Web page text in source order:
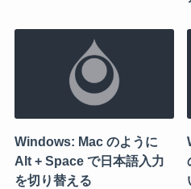
Windows: Mac のように
Alt + Space で日本語入力
を切り替える